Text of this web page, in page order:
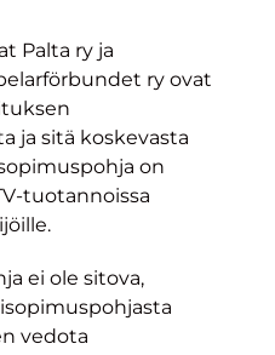
Palta ry ja
ry ovat
ja sitä koskevasta
on
tuotannoissa
ei ole sitova,
vedota